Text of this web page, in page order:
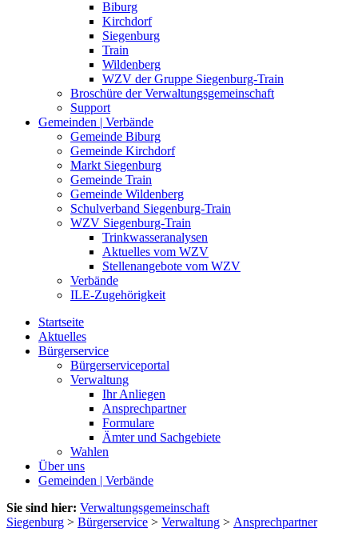
Biburg
Kirchdorf
Siegenburg
Train
Wildenberg
WZV der Gruppe Siegenburg-Train
Broschüre der Verwaltungsgemeinschaft
Support
Gemeinden | Verbände
Gemeinde Biburg
Gemeinde Kirchdorf
Markt Siegenburg
Gemeinde Train
Gemeinde Wildenberg
Schulverband Siegenburg-Train
WZV Siegenburg-Train
Trinkwasseranalysen
Aktuelles vom WZV
Stellenangebote vom WZV
Verbände
ILE-Zugehörigkeit
Startseite
Aktuelles
Bürgerservice
Bürgerserviceportal
Verwaltung
Ihr Anliegen
Ansprechpartner
Formulare
Ämter und Sachgebiete
Wahlen
Über uns
Gemeinden | Verbände
Sie sind hier: Verwaltungsgemeinschaft
Siegenburg > Bürgerservice > Verwaltung > Ansprechpartner